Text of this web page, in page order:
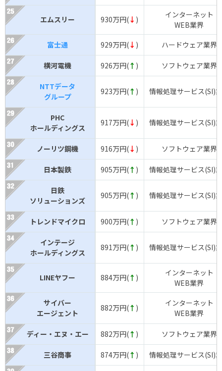
エムスリー 930万円(↓ )
インターネット
WEB業界
富士通
929万円(↓ ) ハードウェア業界
横河電機 926万円(↑ ) ソフトウェア業界
NTTデータ
グループ
923万円(↑ ) 情報処理サービス(SI)
PHC
ホールディングス
917万円(↓ ) 情報処理サービス(SI)
ノーリツ鋼機 916万円(↓ ) ソフトウェア業界
日本製鉄 905万円(↑ ) 情報処理サービス(SI)
日鉄
ソリューションズ
905万円(↑ ) 情報処理サービス(SI)
トレンドマイクロ 900万円(↑ ) ソフトウェア業界
インテージ
ホールディングス
891万円(↑ ) 情報処理サービス(SI)
LINEヤフー 884万円(↑ )
インターネット
WEB業界
サイバー
エージェント
882万円(↑ )
インターネット
WEB業界
ディー・エヌ・エー 882万円(↑ ) ソフトウェア業界
三谷商事 874万円(↑ ) 情報処理サービス(SI)